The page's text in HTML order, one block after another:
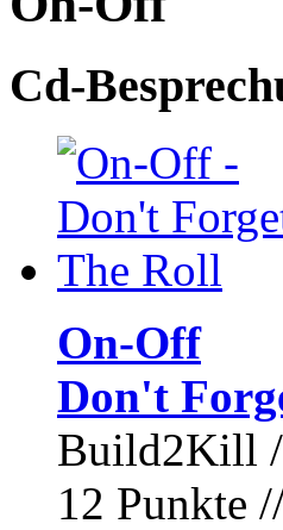
Cd-
On-Off
Don't
Build2Kill /
12 Punkte